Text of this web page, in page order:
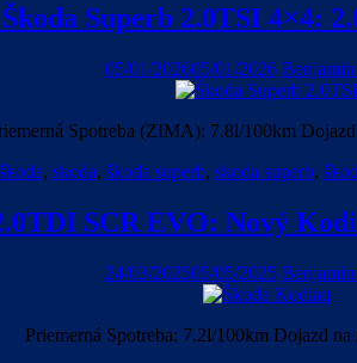
Škoda Superb 2.0TSI 4×4:
05/01/202605/01/2026
Spotreba (ZIMA): 7.8l/100km
škoda, skoda, škoda superb, skoda superb,
SCR EVO: Nový
24/03/202505/05/2025
Priemerná Spotreba: 7.2l/100km Dojazd